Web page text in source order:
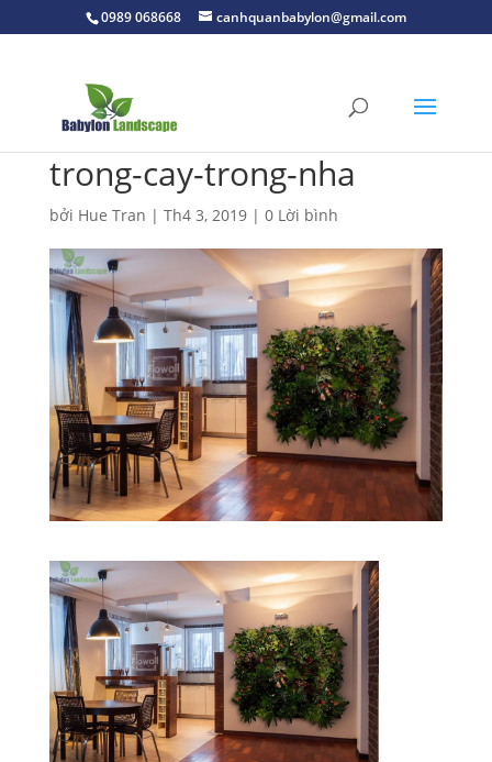
0989 068668 canhquanbabylon@gmail.com
trong-cay-trong-nha
bởi Hue Tran | Th4 3, 2019| 0 Lời bình